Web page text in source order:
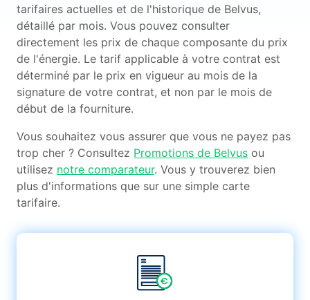
tarifaires actuelles et de l'historique de Belvus,
détaillé par mois. Vous pouvez consulter
directement les prix de chaque composante du prix
de l'énergie. Le tarif applicable à votre contrat est
déterminé par le prix en vigueur au mois de la
signature de votre contrat, et non par le mois de
début de la fourniture.
Vous souhaitez vous assurer que vous ne payez pas
trop cher ? Consultez Promotions de Belvus ou
utilisez notre comparateur. Vous y trouverez bien
plus d'informations que sur une simple carte
tarifaire.